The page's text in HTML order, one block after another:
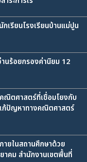
กเรียนโรงเรียนบ้านแม่ปูน
นร้อยกรองค่านิยม 12
ณิตศาสตร์ที่เชื่อมโยงกับ
ก้ปัญหาทางคณิตศาสตร์
ยในสถานศึกษาด้วย
คม สำนักงานเขตพื้นที่